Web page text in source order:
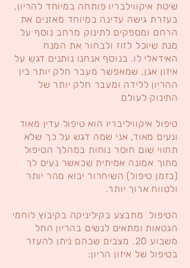
שיטת איקווילבריו פותחה במיוחד להריון,
בעזרת גישה עדינה במיוחד מאזנים את
הרחם ומספקים לתינוק מרחב נוסף על
מנת שיוכל לזוז ולבחור את המנח
האידאלי לו. בנוסף אנחנו נותנים דגש על
איזון אגן, שמאפשר מעבר חלק יותר בין
ההריון ללידה ומעבר חלק יותר של
התינוק לעולם
טיפול איקוויליבריו הוא טיפול עדין מאוד
ונעים מאוד, אני שמה דגש על כך שלא
תחווי שום חוסר נוחות במהלך הטיפול
מתוך אמונה אמיתית שכאשר נעים לך
(בזמן טיפול) השיחרור יבוא מהר יותר
ולטווח ארוך יותר.
הטיפול מתבצע בקיליניקה בקיבוץ לוחמי
הגטאות ומתאים לנשים בהריון החל
משבוע 20. מצבים שבהם ניתן להעזר
בטיפול של איזון הריון: